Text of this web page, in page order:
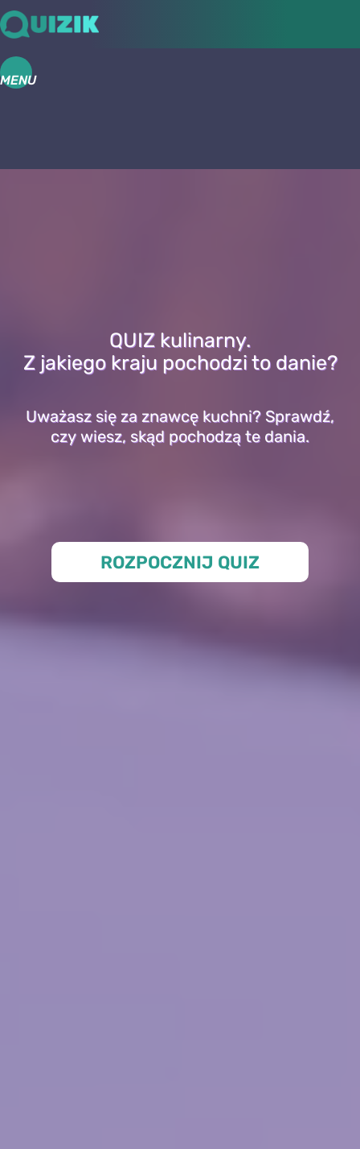
MENU
QUIZ kulinarny.
Z jakiego kraju pochodzi to danie?
Uważasz się za znawcę kuchni? Sprawdź,
czy wiesz, skąd pochodzą te dania.
ROZPOCZNIJ QUIZ